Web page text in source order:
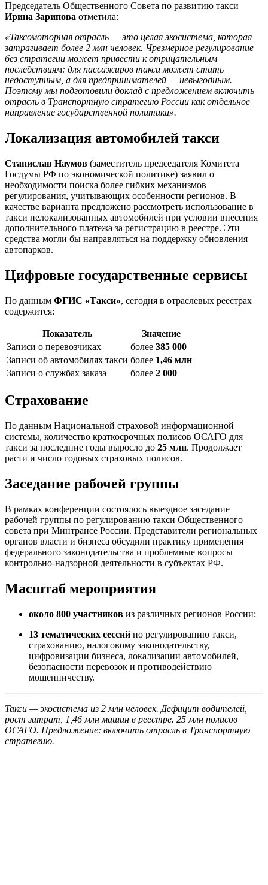
Председатель Общественного Совета по развитию такси
Ирина Зарипова отметила:
«Таксомоторная отрасль — это целая экосистема, которая
затрагивает более 2 млн человек. Чрезмерное регулирование
без стратегии может привести к отрицательным
последствиям: для пассажиров такси может стать
недоступным, а для предпринимателей — невыгодным.
Поэтому мы подготовили доклад с предложением включить
отрасль в Транспортную стратегию России как отдельное
направление государственной политики».
Локализация автомобилей такси
Станислав Наумов (заместитель председателя Комитета
Госдумы РФ по экономической политике) заявил о
необходимости поиска более гибких механизмов
регулирования, учитывающих особенности регионов. В
качестве варианта предложено рассмотреть использование в
такси нелокализованных автомобилей при условии внесения
дополнительного платежа за регистрацию в реестре. Эти
средства могли бы направляться на поддержку обновления
автопарков.
Цифровые государственные сервисы
По данным ФГИС «Такси», сегодня в отраслевых реестрах
содержится:
Показатель
Значение
Записи о перевозчиках
более 385 000
Записи об автомобилях такси более 1,46 млн
Записи о службах заказа
более 2 000
Страхование
По данным Национальной страховой информационной
системы, количество краткосрочных полисов ОСАГО для
такси за последние годы выросло до 25 млн. Продолжает
расти и число годовых страховых полисов.
Заседание рабочей группы
В рамках конференции состоялось выездное заседание
рабочей группы по регулированию такси Общественного
совета при Минтрансе России. Представители региональных
органов власти и бизнеса обсудили практику применения
федерального законодательства и проблемные вопросы
контрольно-надзорной деятельности в субъектах РФ.
Масштаб мероприятия
около 800 участников из различных регионов России;
13 тематических сессий по регулированию такси,
страхованию, налоговому законодательству,
цифровизации бизнеса, локализации автомобилей,
безопасности перевозок и противодействию
мошенничеству.
Такси — экосистема из 2 млн человек. Дефицит водителей,
рост затрат, 1,46 млн машин в реестре. 25 млн полисов
ОСАГО. Предложение: включить отрасль в Транспортную
стратегию.